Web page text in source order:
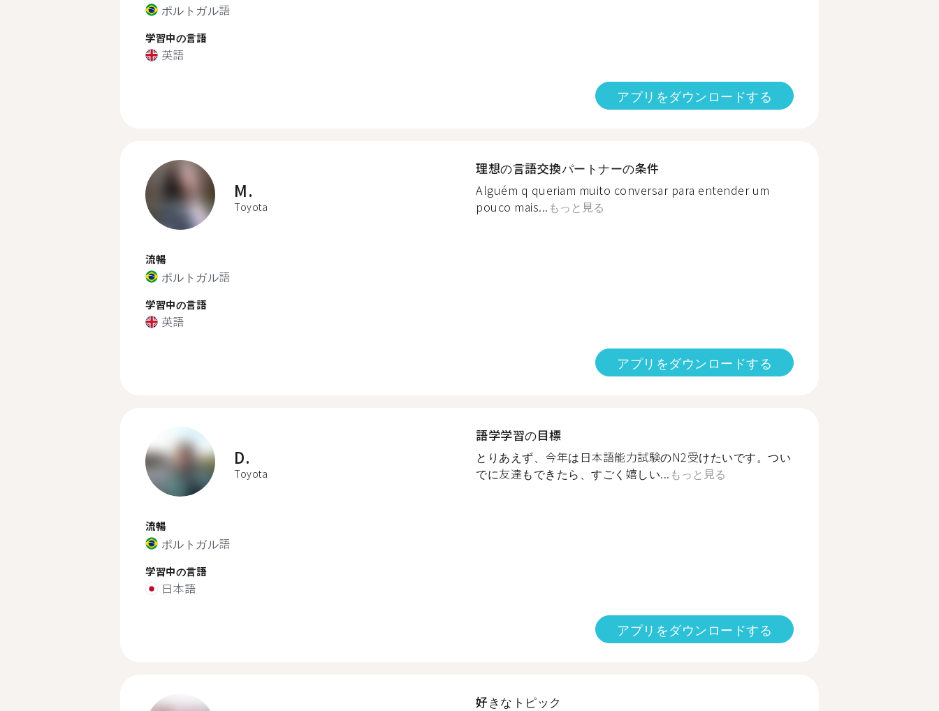
ポルトガル語
学習中の言語
英語
アプリをダウンロードする
M.
Toyota
流暢
ポルトガル語
学習中の言語
英語
理想の言語交換パートナーの条件
Alguém q queriam muito conversar para entender um
pouco mais... もっと見る
アプリをダウンロードする
D.
Toyota
流暢
ポルトガル語
学習中の言語
日本語
語学学習の目標
とりあえず、今年は日本語能力試験のN2受けたいです。つい
でに友達もできたら、すごく嬉しい... もっと見る
アプリをダウンロードする
好きなトピック